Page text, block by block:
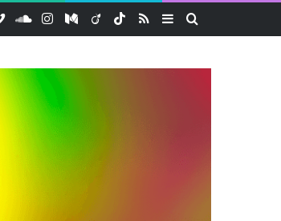
VimeoSoundCloud
InstagramMedium
ViadeoTikTok
RSS Sidebar (barre